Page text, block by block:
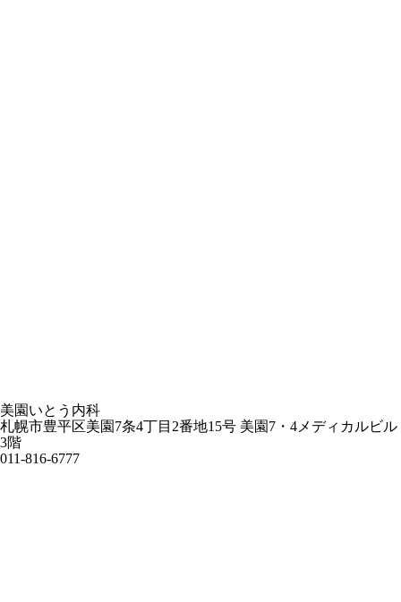
美園いとう内科
札幌市豊平区美園7条4丁目2番地15号 美園7・4メディカルビル
3階
011-816-6777